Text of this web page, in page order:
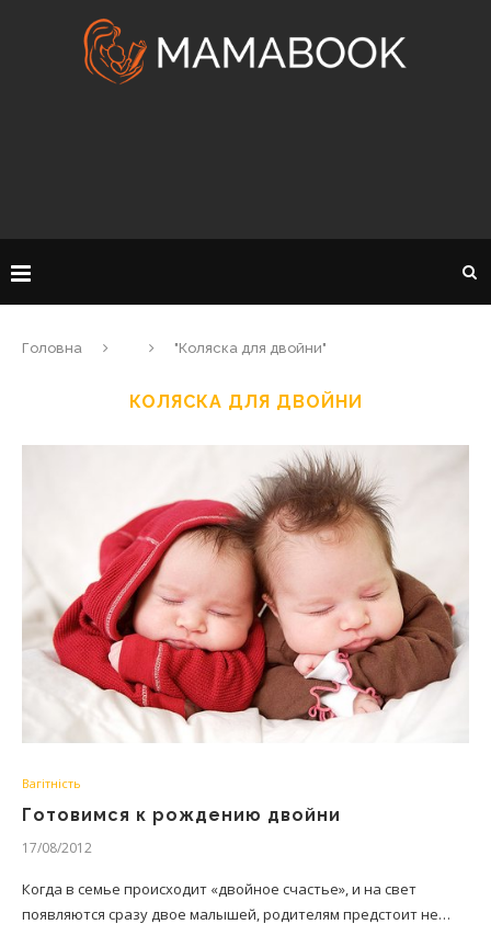
Головна "Коляска для двойни"
КОЛЯСКА ДЛЯ ДВОЙНИ
Вагітність
Готовимся к рождению двойни
17/08/2012
Когда в семье происходит «двойное счастье», и на свет
появляются сразу двое малышей, родителям предстоит не…